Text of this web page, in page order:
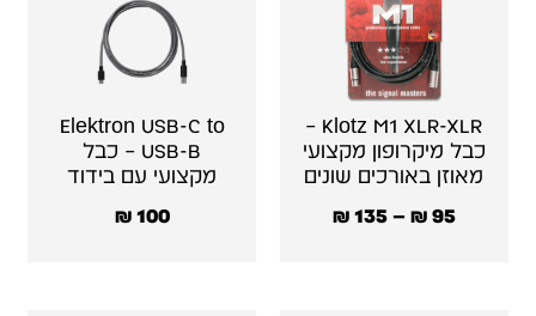
Klotz M1 XLR-XLR –
כבל מיקרופון מקצועי
מאוזן באורכים שונים
₪95
–
₪135
Elektron USB-C to
USB-B – כבל
מקצועי עם בידוד
₪100